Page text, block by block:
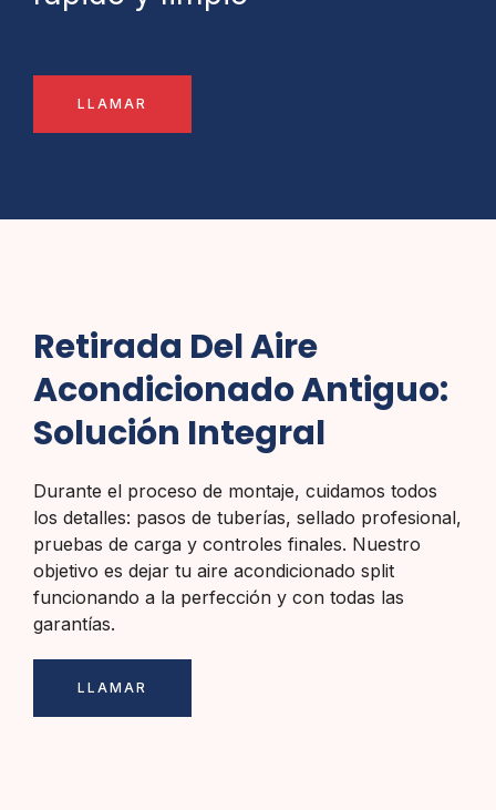
LLAMAR
Retirada Del Aire
Acondicionado Antiguo:
Solución Integral
Durante el proceso de montaje, cuidamos todos
los detalles: pasos de tuberías, sellado profesional,
pruebas de carga y controles finales. Nuestro
objetivo es dejar tu aire acondicionado split
funcionando a la perfección y con todas las
garantías.
LLAMAR